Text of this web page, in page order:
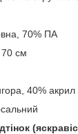
70% ПА
70 см
40% акрил